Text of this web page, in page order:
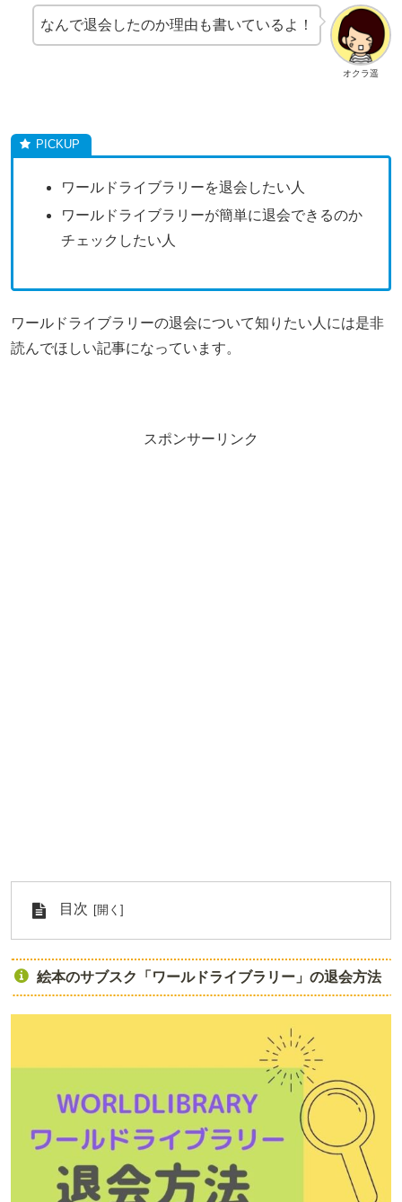
オクラ遥
なんで退会したのか理由も書いているよ！
ワールドライブラリーを退会したい人
ワールドライブラリーが簡単に退会できるのか
チェックしたい人
ワールドライブラリーの退会について知りたい人には是非
読んでほしい記事になっています。
スポンサーリンク
目次
絵本のサブスク「ワールドライブラリー」の退会方法